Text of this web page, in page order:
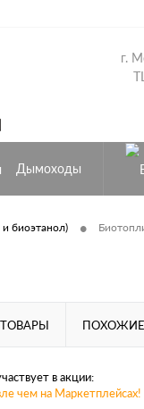
г.
Дымоходы
биоэтанол) •
в акции:
чем на Маркетплейсах!